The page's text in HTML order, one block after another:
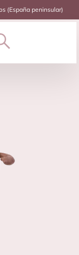
(España peninsular)